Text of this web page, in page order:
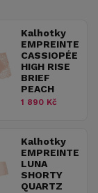
Kalhotky
EMPREINTE
CASSIOPÉE
HIGH RISE
BRIEF
PEACH
1 890 Kč
Kalhotky
EMPREINTE
LUNA
SHORTY
QUARTZ